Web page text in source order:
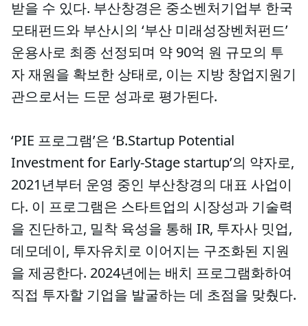
받을 수 있다. 부산창경은 중소벤처기업부 한국
모태펀드와 부산시의 ‘부산 미래성장벤처펀드’
운용사로 최종 선정되며 약 90억 원 규모의 투
자 재원을 확보한 상태로, 이는 지방 창업지원기
관으로서는 드문 성과로 평가된다.
‘PIE 프로그램’은 ‘B.Startup Potential
Investment for Early-Stage startup’의 약자로,
2021년부터 운영 중인 부산창경의 대표 사업이
다. 이 프로그램은 스타트업의 시장성과 기술력
을 진단하고, 밀착 육성을 통해 IR, 투자사 밋업,
데모데이, 투자유치로 이어지는 구조화된 지원
을 제공한다. 2024년에는 배치 프로그램화하여
직접 투자할 기업을 발굴하는 데 초점을 맞췄다.